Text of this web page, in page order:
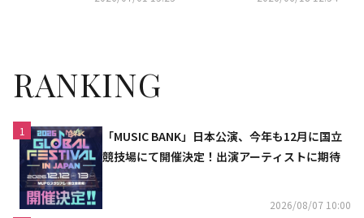
RANKING
1
「MUSIC BANK」日本公演、今年も12月に国立
競技場にて開催決定！出演アーティストに期待
2026/08/07 10:00